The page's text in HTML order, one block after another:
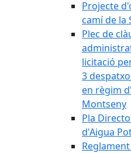
Projecte
camí de la
Plec de
licitació
3
en règim
Montseny
Pla
d'Aigua